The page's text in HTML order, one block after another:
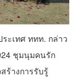
ะเทศ ททท. กล่าว
ชุมนุมคนรัก
ร้างการรับรู้